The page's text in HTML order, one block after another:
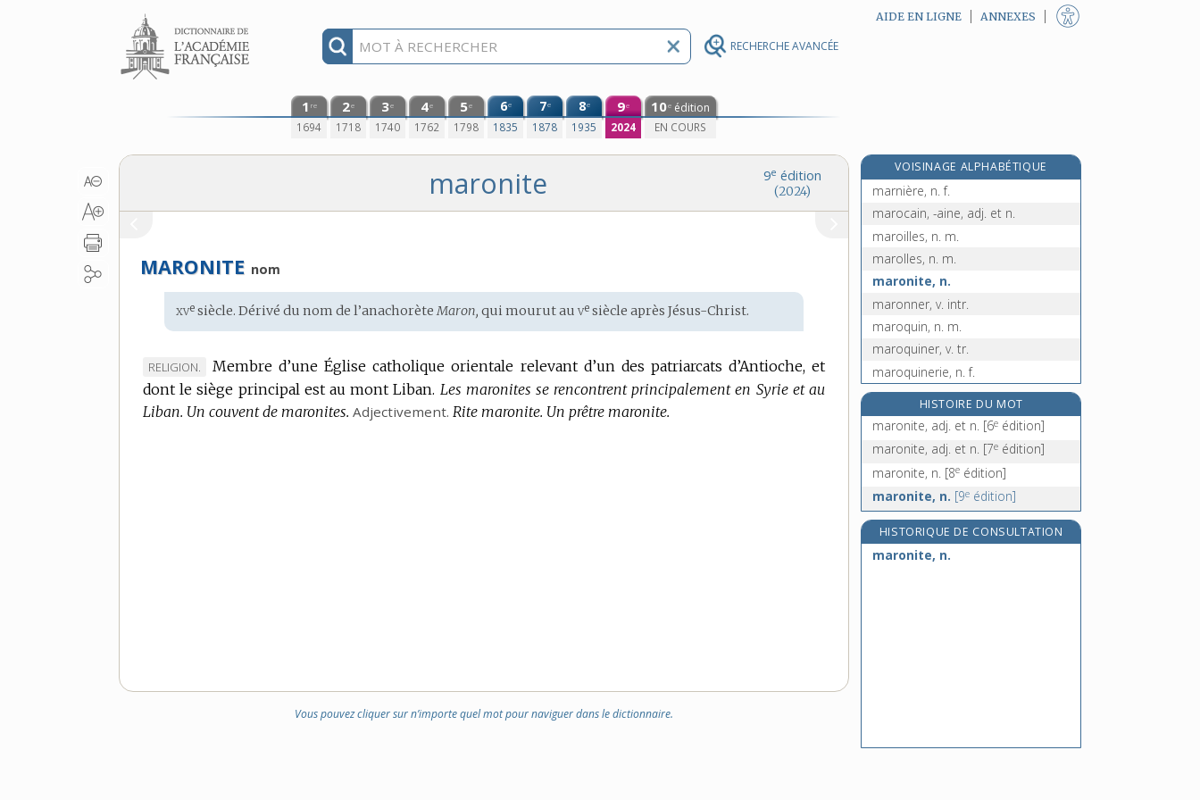
RECHERCHE AVANCÉE
Aller au contenu AIDE EN LIGNE ANNEXES
1 re
1694
2e
1718
3e
1740
4e
1762
5e
1798
6e
1835
7e
1878
8e
1935
9e
2024
10e édition
EN COURS
9e édition
(2024)
maronite
MARONITE nom
Étymologie
:
xve siècle. Dérivé dunom de l’anachorèteMaron, qui mourut auve siècleaprès Jésus-Christ.
MARQUE
DE
DOMAINE
RELIGION.
Membre d’une Église catholique orientale relevant d’un des patriarcats d’Antioche, et
dont le siège principal est au mont Liban. Les maronites se rencontrent principalement en Syrie et au
Liban. Un couvent de maronites. Adjectivement. Rite maronite. Un prêtre maronite.
Vous pouvez cliquer sur n’importe quel mot pour naviguer dans le dictionnaire.
VOISINAGE ALPHABÉTIQUE
marneux, -euse, adj.
marnière, n. f.
marocain, -aine, adj. et n.
maroilles, n. m.
marolles, n. m.
maronite, n.
maronner, v. intr.
maroquin, n. m.
maroquiner, v. tr.
maroquinerie, n. f.
maroquinier, -ière, n.
marotique, adj.
marouette, n. f.
marouflage, n. m.
HISTOIRE DU MOT
maronite, adj. et n. [6e édition]
maronite, adj. et n. [7e édition]
maronite, n. [8e édition]
maronite, n. [9e édition]
HISTORIQUE DE CONSULTATION
maronite, n.